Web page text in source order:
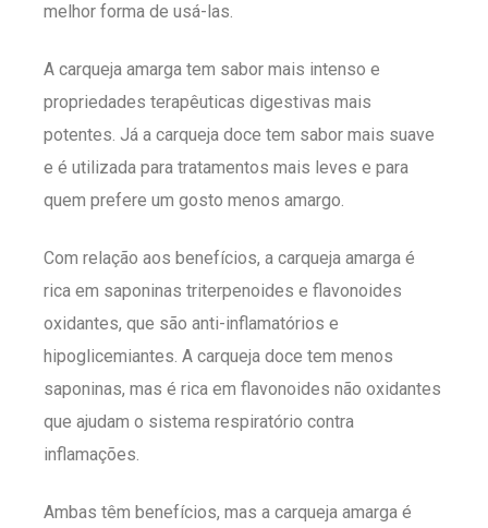
melhor forma de usá-las.
A carqueja amarga tem sabor mais intenso e
propriedades terapêuticas digestivas mais
potentes. Já a carqueja doce tem sabor mais suave
e é utilizada para tratamentos mais leves e para
quem prefere um gosto menos amargo.
Com relação aos benefícios, a carqueja amarga é
rica em saponinas triterpenoides e flavonoides
oxidantes, que são anti-inflamatórios e
hipoglicemiantes. A carqueja doce tem menos
saponinas, mas é rica em flavonoides não oxidantes
que ajudam o sistema respiratório contra
inflamações.
Ambas têm benefícios, mas a carqueja amarga é